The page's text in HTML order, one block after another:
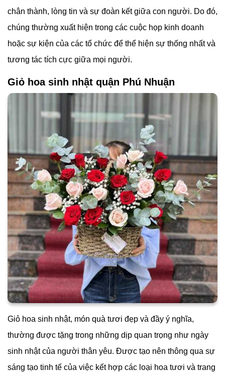
chân thành, lòng tin và sự đoàn kết giữa con người. Do đó,
chúng thường xuất hiện trong các cuộc họp kinh doanh
hoặc sự kiện của các tổ chức để thể hiện sự thống nhất và
tương tác tích cực giữa mọi người.
Giỏ hoa sinh nhật quận Phú Nhuận
Giỏ hoa sinh nhật, món quà tươi đẹp và đầy ý nghĩa,
thường được tặng trong những dịp quan trọng như ngày
sinh nhật của người thân yêu. Được tạo nên thông qua sự
sáng tạo tinh tế của việc kết hợp các loại hoa tươi và trang